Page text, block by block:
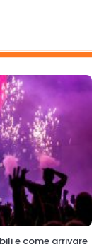
e come arrivare